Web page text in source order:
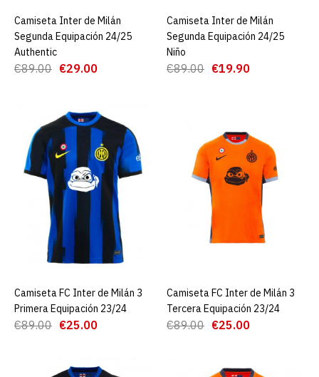
AGREGAR AL CARRO
ADD TO COMPARE
ADD TO WISHLIST
Segunda Equipación 24/25
Authentic
€29.00
AGREGAR AL CARRO
Camiseta Inter de Milán
AGREGAR AL CARRO
Camiseta Inter de Milán
Segunda Equipación 24/25
Authentic
€89.00 €29.00
AGREGAR AL CARRO
Camiseta Inter de Milán
Segunda Equipación 24/25
Niño
€89.00 €19.90
AGREGAR AL CARRO
Camiseta FC Inter de Milán 3
Primera Equipación 23/24
€89.00 €25.00
AGREGAR AL CARRO
Camiseta FC Inter de Milán 3
Tercera Equipación 23/24
€89.00 €25.00